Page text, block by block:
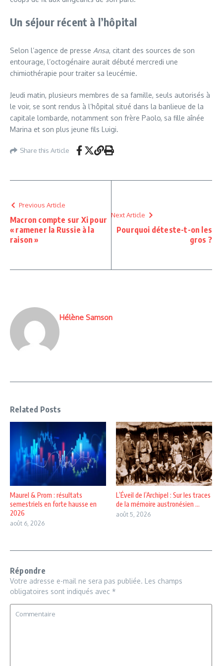
Un séjour récent à l’hôpital
Selon l’agence de presse Ansa, citant des sources de son
entourage, l’octogénaire aurait débuté mercredi une
chimiothérapie pour traiter sa leucémie.
Jeudi matin, plusieurs membres de sa famille, seuls autorisés à
le voir, se sont rendus à l’hôpital situé dans la banlieue de la
capitale lombarde, notamment son frère Paolo, sa fille aînée
Marina et son plus jeune fils Luigi.
Share this Article
Previous Article
Macron compte sur Xi pour
« ramener la Russie à la
raison »
Next Article
Pourquoi déteste-t-on les
gros ?
Hélène Samson
Related Posts
Maurel & Prom : résultats
semestriels en forte hausse en
2026
août 6, 2026
L’Éveil de l’Archipel : Sur les traces
de la mémoire austronésien ...
août 5, 2026
Répondre
Votre adresse e-mail ne sera pas publiée. Les champs
obligatoires sont indiqués avec *